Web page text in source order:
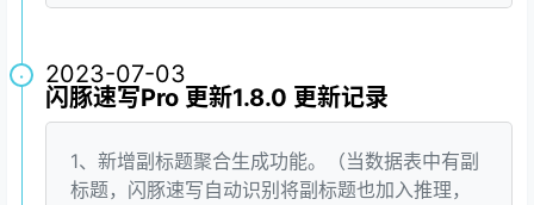
2023-07-03
·
闪豚速写Pro 更新1.8.0 更新记录
1、新增副标题聚合生成功能。（当数据表中有副
标题，闪豚速写自动识别将副标题也加入推理，